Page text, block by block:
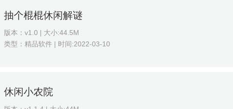
抽个棍棍休闲解谜
版本：v1.0 | 大小:44.5M
类型：精品软件 | 时间:2022-03-10
休闲小农院